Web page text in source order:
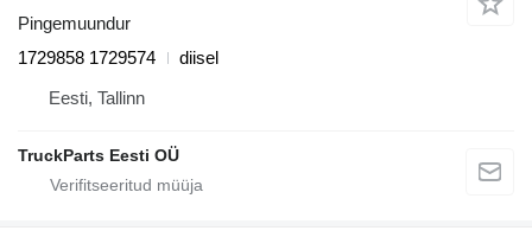
Pingemuundur
1729858 1729574
diisel
Eesti, Tallinn
TruckParts Eesti OÜ